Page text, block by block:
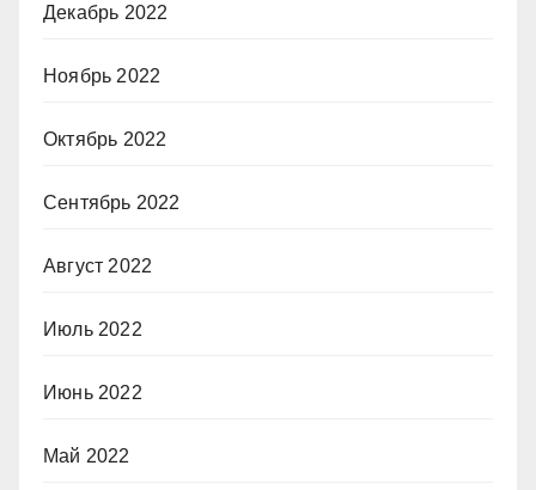
Декабрь 2022
Ноябрь 2022
Октябрь 2022
Сентябрь 2022
Август 2022
Июль 2022
Июнь 2022
Май 2022